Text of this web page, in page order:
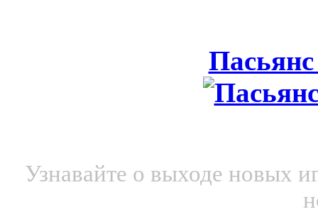
Узнавайте о выходе новых